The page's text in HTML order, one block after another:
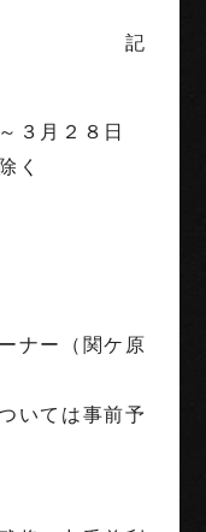
３月２８日
く
ナー（関ケ原
いては事前予